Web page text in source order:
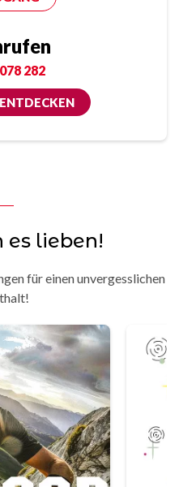
282
es lieben!
für einen unvergesslichen